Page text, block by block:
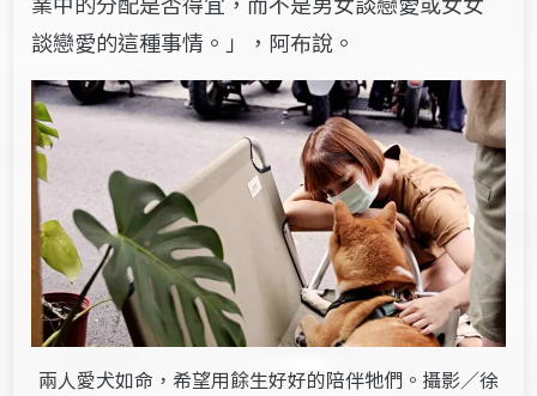
談戀愛的這種事情。」，阿布說。
兩人愛犬如命，希望用餘生好好的陪伴牠們。攝影／徐